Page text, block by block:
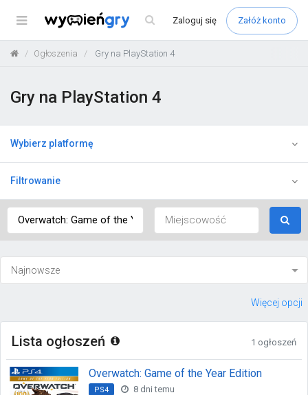
Menu Zaloguj się Załóż konto
Ogłoszenia Gry na PlayStation 4
Gry na PlayStation 4
Wybierz platformę
Filtrowanie
Więcej opcji
Lista ogłoszeń 1 ogłoszeń
Overwatch: Game of the Year Edition
PS4
8 dni temu